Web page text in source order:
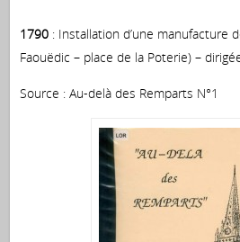
1790: Installation d’une manufacture
Faouëdic – place de la Poterie) –
Source : Au-delà des Remparts N°1